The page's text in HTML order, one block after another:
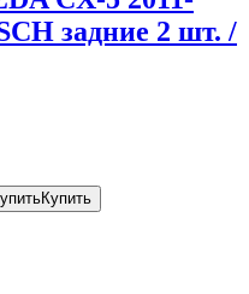
задние 2 шт. /
Купить